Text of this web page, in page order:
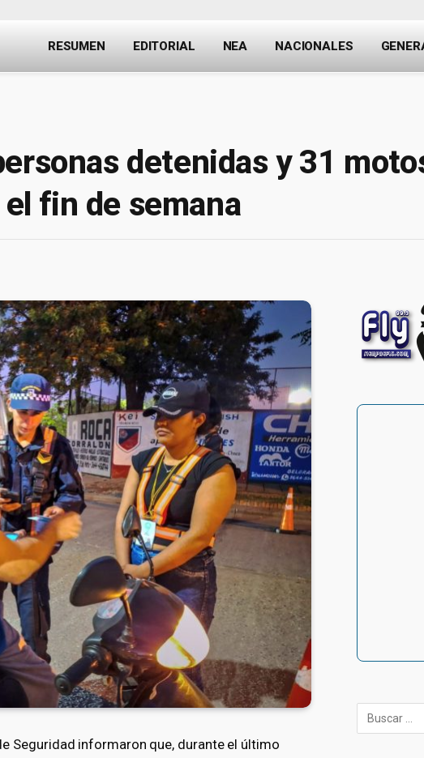
RESUMEN EDITORIAL NEA NACIONALES
detenidas y 31
fin de semana
Seguridad informaron que, durante el último